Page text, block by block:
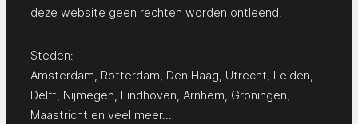
deze website geen rechten worden ontleend.
Steden:
Amsterdam Rotterdam Den Haag Utrecht Leiden
Delft Nijmegen Eindhoven Arnhem Groningen
Maastricht en veel meer…